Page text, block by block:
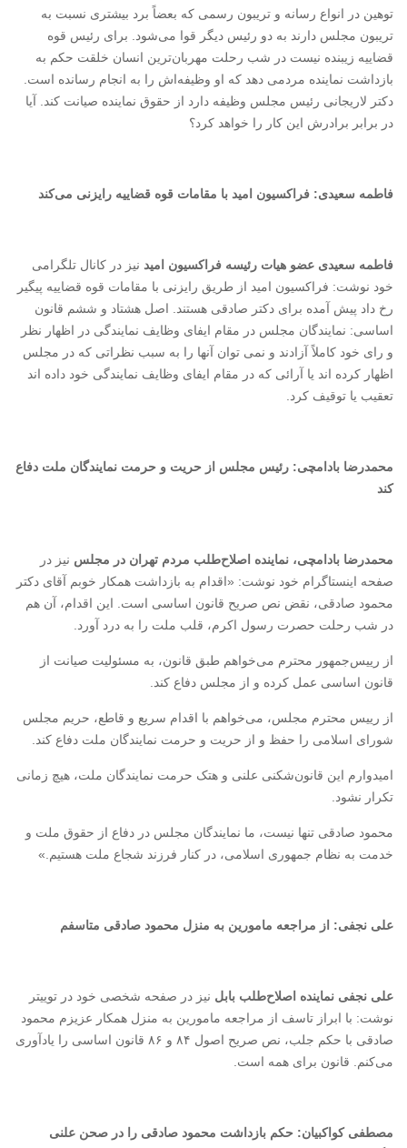
توهین در انواع رسانه و تریبون رسمی که بعضاً برد بیشتری نسبت به
تریبون مجلس دارند به دو رئیس دیگر قوا می‌شود. برای رئیس قوه
قضاییه زیبنده نیست در شب رحلت مهربان‌ترین انسان خلقت حکم به
بازداشت نماینده مردمی دهد که او وظیفه‌اش را به انجام رسانده است.
دکتر لاریجانی رئیس مجلس وظیفه دارد از حقوق نماینده صیانت کند. آیا
در برابر برادرش این کار را خواهد کرد؟
فاطمه سعیدی: فراکسیون امید با مقامات قوه قضاییه رایزنی می‌کند
فاطمه سعیدی عضو هیات رئیسه فراکسیون امید نیز در کانال تلگرامی
خود نوشت: فراکسیون امید از طریق رایزنی با مقامات قوه قضاییه پیگیر
رخ داد پیش آمده برای دکتر صادقی هستند. اصل‏ هشتاد و ششم قانون
اساسی: نمایندگان‏ مجلس‏ در مقام‏ ایفای‏ وظایف‏ نمایندگی‏ در اظهار نظر
و رای‏ خود کاملاً آزادند و نمی‏ توان‏ آنها را به‏ سبب‏ نظراتی‏ که‏ در مجلس‏
اظهار کرده‏ اند یا آرائی‏ که‏ در مقام‏ ایفای‏ وظایف‏ نمایندگی‏ خود داده‏ اند
تعقیب یا توقیف کرد.
محمدرضا بادامچی: رئیس مجلس از حریت و حرمت نمایندگان ملت دفاع
کند
محمدرضا بادامچی، نماینده اصلاح‌طلب مردم تهران در مجلس نیز در
صفحه اینستاگرام خود نوشت: «اقدام به بازداشت همکار خوبم آقای دکتر
محمود صادقی، نقض نص صریح قانون اساسی است. این اقدام، آن هم
در شب رحلت حصرت رسول اکرم، قلب ملت را به درد آورد.
از رییس‌جمهور ‌محترم می‌خواهم طبق قانون، به مسئولیت صیانت از
قانون اساسی عمل کرده و از مجلس دفاع کند.
از رییس محترم مجلس، می‌خواهم با اقدام سریع و قاطع، حریم مجلس
شورای اسلامی را حفظ و از حریت و حرمت نمایندگان ملت دفاع کند.
امیدوارم این قانون‌شکنی علنی و هتک حرمت نمایندگان ملت، هیچ زمانی
تکرار نشود.
محمود صادقی تنها نیست، ما نمایندگان مجلس در دفاع از حقوق ملت و
خدمت به نظام جمهوری اسلامی، در کنار فرزند شجاع ملت هستیم.»
علی نجفی: از مراجعه مامورین به منزل محمود صادقی متاسفم
علی نجفی نماینده اصلاح‌طلب بابل نیز در صفحه شخصی خود در توییتر
نوشت: با ابراز تاسف از مراجعه مامورین به منزل همکار عزیزم محمود
صادقی با حکم جلب، نص صریح اصول ۸۴ و ۸۶ قانون اساسی را یادآوری
می‌کنم. قانون برای همه است.
مصطفی کواکبیان: حکم بازداشت محمود صادقی را در صحن علنی